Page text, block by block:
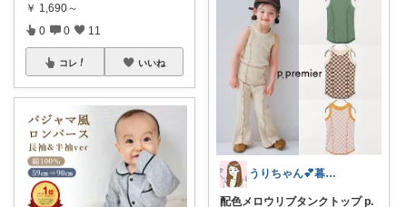
￥ 1,690～
0 0 11
コレ いいね
うりちゃん💕暮らし🏡キッズ👶ママ
配色メロウリブタンクトップ p.